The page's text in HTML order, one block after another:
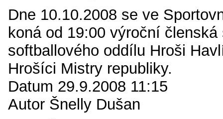
Dne 10.10.2008 se ve
koná od 19:00 výroční členská
softballového oddílu Hroši
Hrošíci Mistry republiky.
Datum 29.9.2008 11:15
Autor Šnelly Dušan